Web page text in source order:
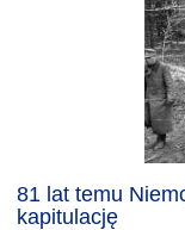
81 lat temu
kapitulację